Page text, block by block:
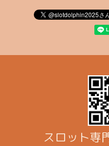
スロット専